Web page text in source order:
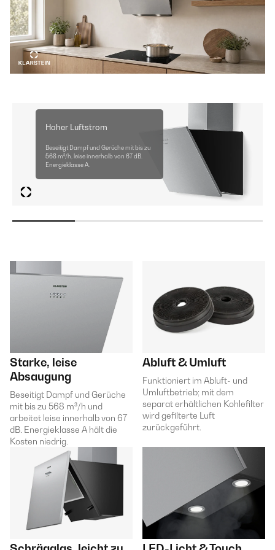
Hoher Luftstrom
Beseitigt Dampf und Gerüche mit bis zu
568 m³/h, leise innerhalb von 67 dB.
Energieklasse A.
Starke, leise
Absaugung
Beseitigt Dampf und Gerüche
mit bis zu 568 m³/h und
arbeitet leise innerhalb von 67
dB. Energieklasse A hält die
Kosten niedrig.
Abluft & Umluft
Funktioniert im Abluft- und
Umluftbetrieb; mit dem
separat erhältlichen Kohlefilter
wird gefilterte Luft
zurückgeführt.